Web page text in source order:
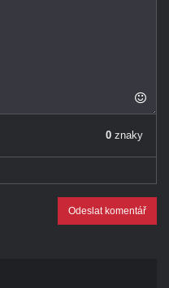
0 znaky
Odeslat komentář